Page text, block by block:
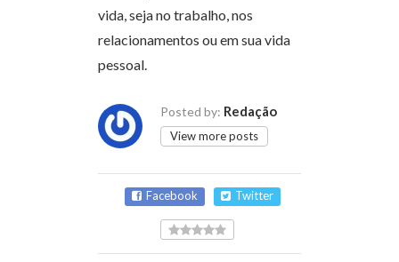
vida, seja no trabalho, nos
relacionamentos ou em sua vida
pessoal.
Posted by: Redação
View more posts
Facebook Twitter